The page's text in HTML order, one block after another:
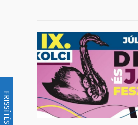
FRISSÍTÉS